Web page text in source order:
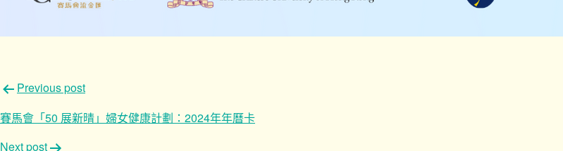
文
章
Previous post
賽馬會「50 展新晴」婦女健康計劃：2024年年曆卡
Next post